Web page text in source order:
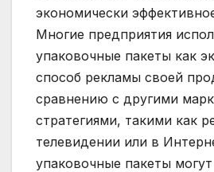
экономически
Многие предприятия
упаковочные пакеты как
способ рекламы своей
сравнению с другими
стратегиями, такими как
телевидении или в
упаковочные пакеты